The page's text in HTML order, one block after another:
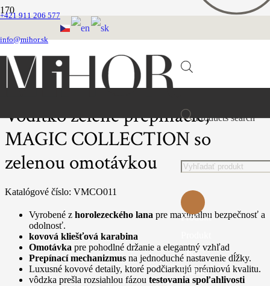
+421 911 206 577
info@mihor.sk
Products search
Produkt
bol
pridaný
Domovská stránka
SÉRIA MAGIC COLLECTION
Magic Collection vôdzky s omotávkov
Vodítko zelené prepínacie,
MAGIC COLLECTION so
zelenou omotávkou
Katalógové číslo: VMCO011
Vyrobené z horolezeckého lana pre maximálnu bezpečnosť a
odolnosť.
kovová kliešťová karabina
Omotávka pre pohodlné držanie a elegantný vzhľad
Prepínací mechanizmus na jednoduché nastavenie dĺžky.
Luxusné kovové detaily, ktoré podčiarkujú prémiovú kvalitu.
vôdzka prešla rozsiahlou fázou testovania spoľahlivosti